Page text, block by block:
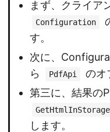
まず、クライア
Configuration
す。
次に、
ら
PdfApi
のオ
第三に、結果の
します。